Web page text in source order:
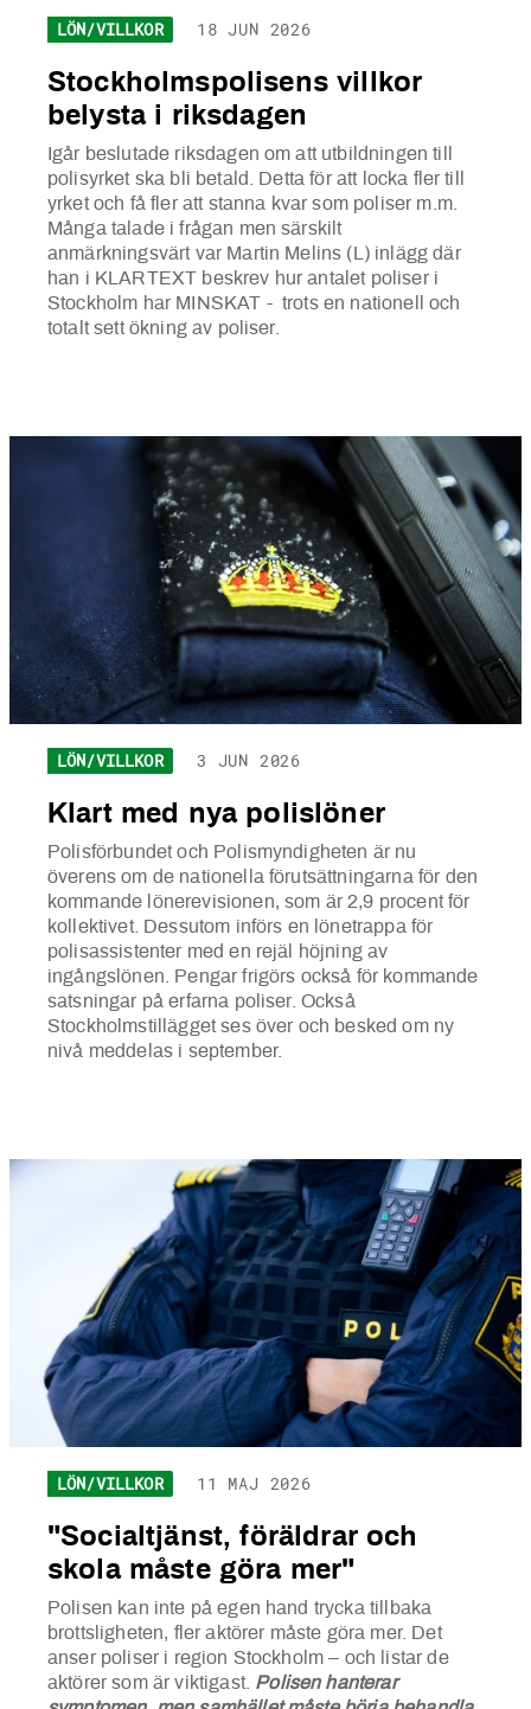
LÖN/VILLKOR 18 JUN 2026
Stockholmspolisens villkor
belysta i riksdagen
Igår beslutade riksdagen om att utbildningen till
polisyrket ska bli betald. Detta för att locka fler till
yrket och få fler att stanna kvar som poliser m.m.
Många talade i frågan men särskilt
anmärkningsvärt var Martin Melins (L) inlägg där
han i KLARTEXT beskrev hur antalet poliser i
Stockholm har MINSKAT - trots en nationell och
totalt sett ökning av poliser.
LÖN/VILLKOR 3 JUN 2026
Klart med nya polislöner
Polisförbundet och Polismyndigheten är nu
överens om de nationella förutsättningarna för den
kommande lönerevisionen, som är 2,9 procent för
kollektivet. Dessutom införs en lönetrappa för
polisassistenter med en rejäl höjning av
ingångslönen. Pengar frigörs också för kommande
satsningar på erfarna poliser. Också
Stockholmstillägget ses över och besked om ny
nivå meddelas i september.
LÖN/VILLKOR 11 MAJ 2026
"Socialtjänst, föräldrar och
skola måste göra mer"
Polisen kan inte på egen hand trycka tillbaka
brottsligheten, fler aktörer måste göra mer. Det
anser poliser i region Stockholm – och listar de
aktörer som är viktigast. Polisen hanterar